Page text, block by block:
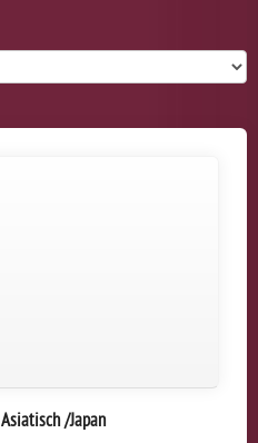
Asiatisch /Japan